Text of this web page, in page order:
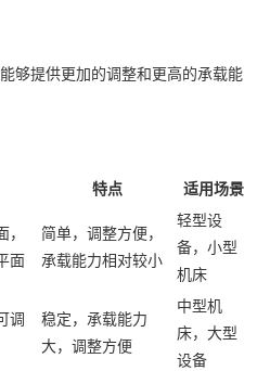
够提供更加的调整和更高的承载能
特点 适用场景
面
简单，调整方便，
承载能力相对较小
轻型设
备，小型
机床
调
稳定，承载能力
大，调整方便
中型机
床，大型
设备